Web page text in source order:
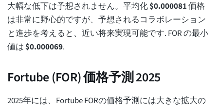
大幅な低下は予想されません。平均化$0.000081価格
は非常に野心的ですが、予想されるコラボレーション
と進歩を考えると、近い将来実現可能です. FOR の最小
値は$0.000069.
Fortube (FOR) 価格予測 2025
2025年には、Fortube FORの価格予測には大きな拡大の